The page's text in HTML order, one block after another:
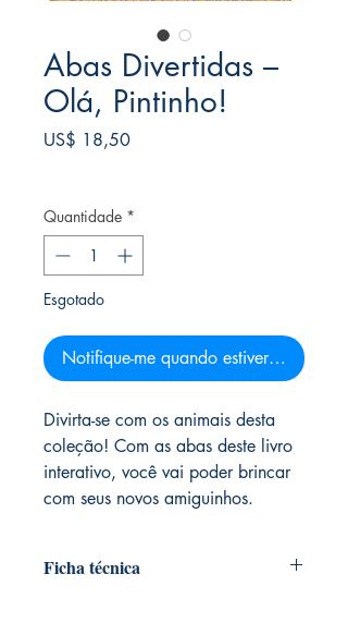
Abas Divertidas –
Olá, Pintinho!
US$ 18,50Preço
Quantidade *
Esgotado
Notifique-me quando estiver disponível
Divirta-se com os animais desta
coleção! Com as abas deste livro
interativo, você vai poder brincar
com seus novos amiguinhos.
Ficha técnica